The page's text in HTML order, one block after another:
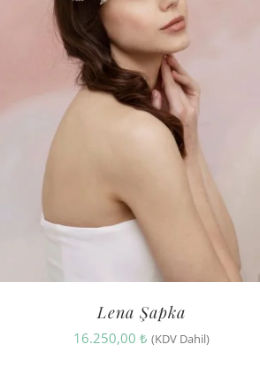
Lena Şapka
16.250,00 ₺ (KDV Dahil)